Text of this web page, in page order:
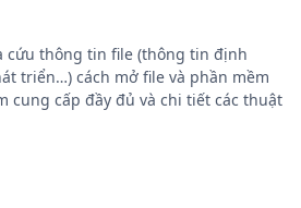
cứu thông tin file (thông tin định
triển…) cách mở file và phần mềm
cung cấp đầy đủ và chi tiết các thuật